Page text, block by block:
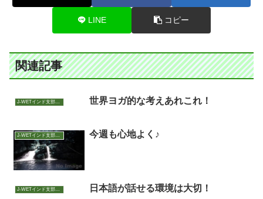
LINE コピー
関連記事
J-WETインド支部～ヨガのこころ～ 世界ヨガ的な考えあれこれ！
J-WETインド支部～ヨガのこころ～ 今週も心地よく♪
J-WETインド支部～ヨガのこころ～ 日本語が話せる環境は大切！